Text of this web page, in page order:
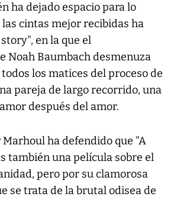
ha dejado espacio para lo
cintas mejor recibidas ha
en la que el
Noah Baumbach desmenuza
los matices del proceso de
pareja de largo recorrido, una
después del amor.
Marhoul ha defendido que "A
también una película sobre el
pero por su clamorosa
se trata de la brutal odisea de